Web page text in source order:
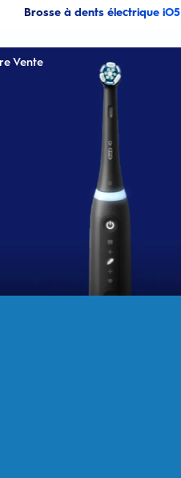
Brosse à dents électrique iO5
Vente